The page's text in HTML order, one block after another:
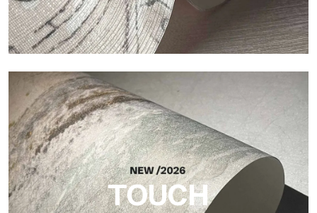
Craft
Acabado inspirado en las fibras naturales, con un relieve
esencial que aporta equilibrio, profundidad y una materialidad
elegante a la superficie.
TOUCH